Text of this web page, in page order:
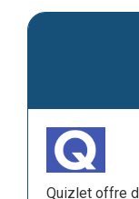
Quizlet offre